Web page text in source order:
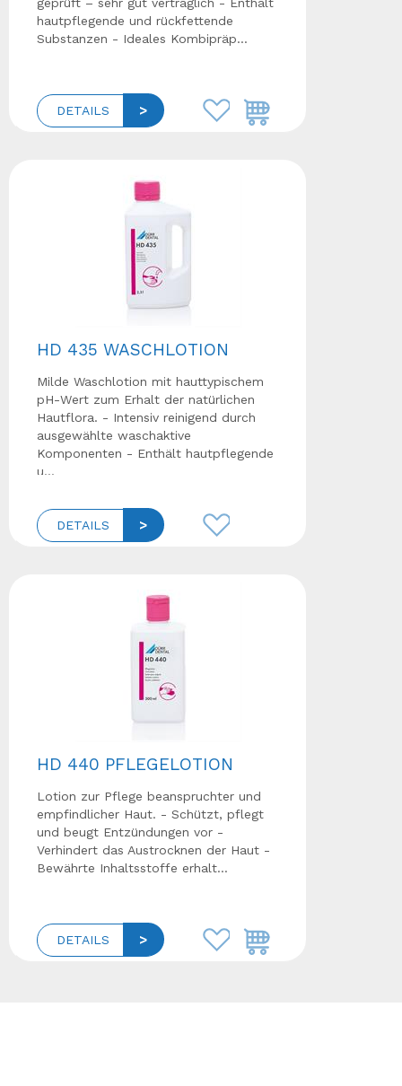
hautpflegende und rückfettende
Substanzen - Ideales Kombipräp...
DETAILS
HD 435 WASCHLOTION
Milde Waschlotion mit hauttypischem
pH-Wert zum Erhalt der natürlichen
Hautflora. - Intensiv reinigend durch
ausgewählte waschaktive
Komponenten - Enthält hautpflegende
u...
DETAILS
HD 440 PFLEGELOTION
Lotion zur Pflege beanspruchter und
empfindlicher Haut. - Schützt, pflegt
und beugt Entzündungen vor -
Verhindert das Austrocknen der Haut -
Bewährte Inhaltsstoffe erhalt...
DETAILS